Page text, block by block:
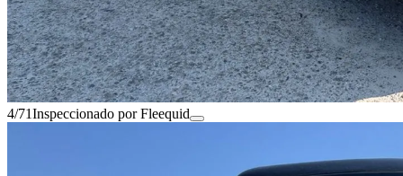
4/71Inspeccionado por Fleequid